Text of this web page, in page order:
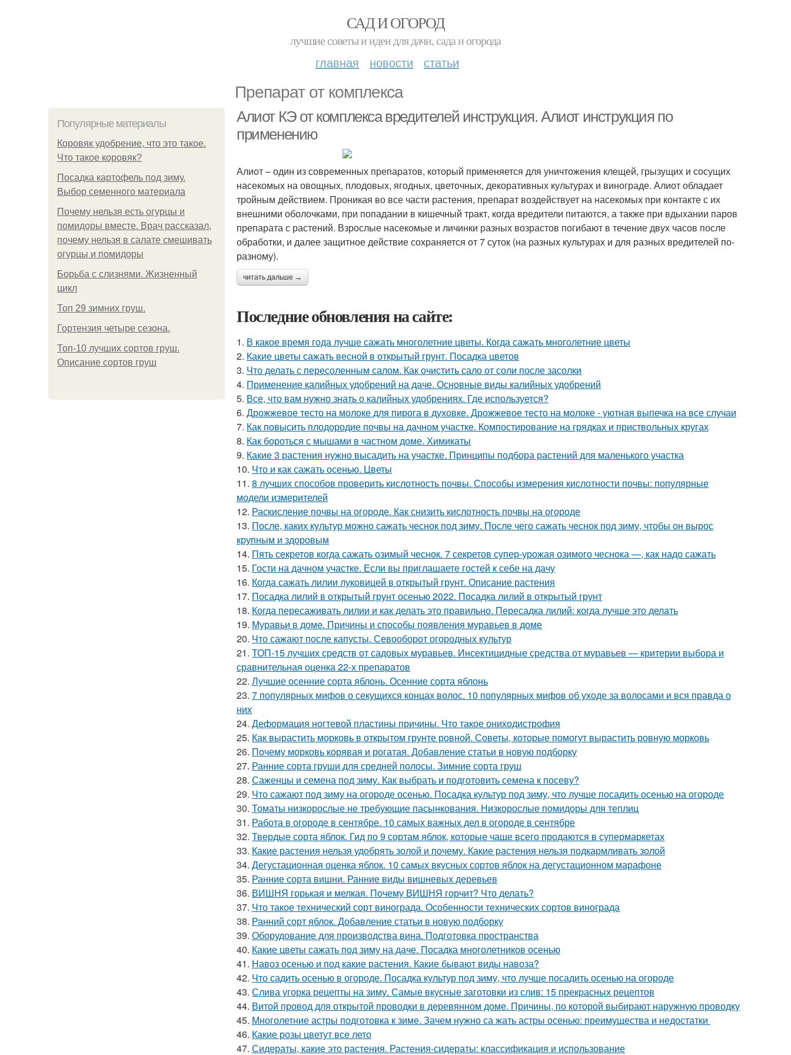
САД И ОГОРОД
лучшие советы и идеи для дачи, сада и огорода
главная новости статьи
Препарат от комплекса
Популярные материалы
Коровяк удобрение, что это такое.
Что такое коровяк?
Посадка картофель под зиму.
Выбор семенного материала
Почему нельзя есть огурцы и
помидоры вместе. Врач рассказал,
почему нельзя в салате смешивать
огурцы и помидоры
Борьба с слизнями. Жизненный
цикл
Топ 29 зимних груш.
Гортензия четыре сезона.
Топ-10 лучших сортов груш.
Описание сортов груш
Алиот КЭ от комплекса вредителей инструкция. Алиот инструкция по
применению
Алиот – один из современных препаратов, который применяется для уничтожения клещей, грызущих и сосущих
насекомых на овощных, плодовых, ягодных, цветочных, декоративных культурах и винограде. Алиот обладает
тройным действием. Проникая во все части растения, препарат воздействует на насекомых при контакте с их
внешними оболочками, при попадании в кишечный тракт, когда вредители питаются, а также при вдыхании паров
препарата с растений. Взрослые насекомые и личинки разных возрастов погибают в течение двух часов после
обработки, и далее защитное действие сохраняется от 7 суток (на разных культурах и для разных вредителей по-
разному).
читать дальше →
Последние обновления на сайте:
1. В какое время года лучше сажать многолетние цветы. Когда сажать многолетние цветы
2. Какие цветы сажать весной в открытый грунт. Посадка цветов
3. Что делать с пересоленным салом. Как очистить сало от соли после засолки
4. Применение калийных удобрений на даче. Основные виды калийных удобрений
5. Все, что вам нужно знать о калийных удобрениях. Где используется?
6. Дрожжевое тесто на молоке для пирога в духовке. Дрожжевое тесто на молоке - уютная выпечка на все случаи
7. Как повысить плодородие почвы на дачном участке. Компостирование на грядках и приствольных кругах
8. Как бороться с мышами в частном доме. Химикаты
9. Какие 3 растения нужно высадить на участке. Принципы подбора растений для маленького участка
10. Что и как сажать осенью. Цветы
11. 8 лучших способов проверить кислотность почвы. Способы измерения кислотности почвы: популярные
модели измерителей
12. Раскисление почвы на огороде. Как снизить кислотность почвы на огороде
13. После, каких культур можно сажать чеснок под зиму. После чего сажать чеснок под зиму, чтобы он вырос
крупным и здоровым
14. Пять секретов когда сажать озимый чеснок. 7 секретов супер-урожая озимого чеснока —, как надо сажать
15. Гости на дачном участке. Если вы приглашаете гостей к себе на дачу
16. Когда сажать лилии луковицей в открытый грунт. Описание растения
17. Посадка лилий в открытый грунт осенью 2022. Посадка лилий в открытый грунт
18. Когда пересаживать лилии и как делать это правильно. Пересадка лилий: когда лучше это делать
19. Муравьи в доме. Причины и способы появления муравьев в доме
20. Что сажают после капусты. Севооборот огородных культур
21. ТОП-15 лучших средств от садовых муравьев. Инсектицидные средства от муравьев — критерии выбора и
сравнительная оценка 22-х препаратов
22. Лучшие осенние сорта яблонь. Осенние сорта яблонь
23. 7 популярных мифов о секущихся концах волос. 10 популярных мифов об уходе за волосами и вся правда о
них
24. Деформация ногтевой пластины причины. Что такое ониходистрофия
25. Как вырастить морковь в открытом грунте ровной. Советы, которые помогут вырастить ровную морковь
26. Почему морковь корявая и рогатая. Добавление статьи в новую подборку
27. Ранние сорта груши для средней полосы. Зимние сорта груш
28. Саженцы и семена под зиму. Как выбрать и подготовить семена к посеву?
29. Что сажают под зиму на огороде осенью. Посадка культур под зиму, что лучше посадить осенью на огороде
30. Томаты низкорослые не требующие пасынкования. Низкорослые помидоры для теплиц
31. Работа в огороде в сентябре. 10 самых важных дел в огороде в сентябре
32. Твердые сорта яблок. Гид по 9 сортам яблок, которые чаще всего продаются в супермаркетах
33. Какие растения нельзя удобрять золой и почему. Какие растения нельзя подкармливать золой
34. Дегустационная оценка яблок. 10 самых вкусных сортов яблок на дегустационном марафоне
35. Ранние сорта вишни. Ранние виды вишневых деревьев
36. ВИШНЯ горькая и мелкая. Почему ВИШНЯ горчит? Что делать?
37. Что такое технический сорт винограда. Особенности технических сортов винограда
38. Ранний сорт яблок. Добавление статьи в новую подборку
39. Оборудование для производства вина. Подготовка пространства
40. Какие цветы сажать под зиму на даче. Посадка многолетников осенью
41. Навоз осенью и под какие растения. Какие бывают виды навоза?
42. Что садить осенью в огороде. Посадка культур под зиму, что лучше посадить осенью на огороде
43. Слива угорка рецепты на зиму. Самые вкусные заготовки из слив: 15 прекрасных рецептов
44. Витой провод для открытой проводки в деревянном доме. Причины, по которой выбирают наружную проводку
45. Многолетние астры подготовка к зиме. Зачем нужно са жать астры осенью: преимущества и недостатки
46. Какие розы цветут все лето
47. Сидераты, какие это растения. Растения-сидераты: классификация и использование